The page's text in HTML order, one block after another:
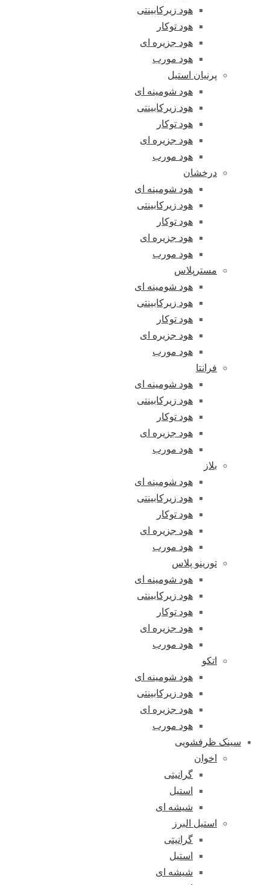
هود زیرکابینتی
هود توکار
هود جزیره ای
هود مورب
پرنیان استیل
هود شومینه ای
هود زیرکابینتی
هود توکار
هود جزیره ای
هود مورب
درخشان
هود شومینه ای
هود زیرکابینتی
هود توکار
هود جزیره ای
هود مورب
مسترپلاس
هود شومینه ای
هود زیرکابینتی
هود توکار
هود جزیره ای
هود مورب
فرانتا
هود شومینه ای
هود زیرکابینتی
هود توکار
هود جزیره ای
هود مورب
بلاز
هود شومینه ای
هود زیرکابینتی
هود توکار
هود جزیره ای
هود مورب
تورینو پلاس
هود شومینه ای
هود زیرکابینتی
هود توکار
هود جزیره ای
هود مورب
اتکو
هود شومینه ای
هود زیرکابینتی
هود جزیره ای
هود مورب
سینک ظرفشویی
اخوان
گرانیتی
استیل
شیشه ای
استیل البرز
گرانیتی
استیل
شیشه ای